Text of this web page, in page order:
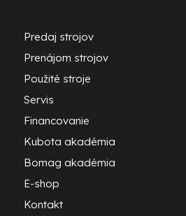
Predaj strojov
Prenájom strojov
Použité stroje
Servis
Financovanie
Kubota akadémia
Bomag akadémia
E-shop
Kontakt